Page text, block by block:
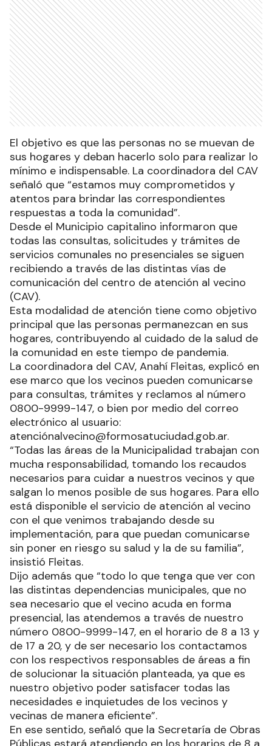
El objetivo es que las personas no se muevan de
sus hogares y deban hacerlo solo para realizar lo
mínimo e indispensable. La coordinadora del CAV
señaló que “estamos muy comprometidos y
atentos para brindar las correspondientes
respuestas a toda la comunidad”.
Desde el Municipio capitalino informaron que
todas las consultas, solicitudes y trámites de
servicios comunales no presenciales se siguen
recibiendo a través de las distintas vías de
comunicación del centro de atención al vecino
(CAV).
Esta modalidad de atención tiene como objetivo
principal que las personas permanezcan en sus
hogares, contribuyendo al cuidado de la salud de
la comunidad en este tiempo de pandemia.
La coordinadora del CAV, Anahí Fleitas, explicó en
ese marco que los vecinos pueden comunicarse
para consultas, trámites y reclamos al número
0800-9999-147, o bien por medio del correo
electrónico al usuario:
atenciónalvecino@formosatuciudad.gob.ar.
“Todas las áreas de la Municipalidad trabajan con
mucha responsabilidad, tomando los recaudos
necesarios para cuidar a nuestros vecinos y que
salgan lo menos posible de sus hogares. Para ello
está disponible el servicio de atención al vecino
con el que venimos trabajando desde su
implementación, para que puedan comunicarse
sin poner en riesgo su salud y la de su familia”,
insistió Fleitas.
Dijo además que “todo lo que tenga que ver con
las distintas dependencias municipales, que no
sea necesario que el vecino acuda en forma
presencial, las atendemos a través de nuestro
número 0800-9999-147, en el horario de 8 a 13 y
de 17 a 20, y de ser necesario los contactamos
con los respectivos responsables de áreas a fin
de solucionar la situación planteada, ya que es
nuestro objetivo poder satisfacer todas las
necesidades e inquietudes de los vecinos y
vecinas de manera eficiente”.
En ese sentido, señaló que la Secretaría de Obras